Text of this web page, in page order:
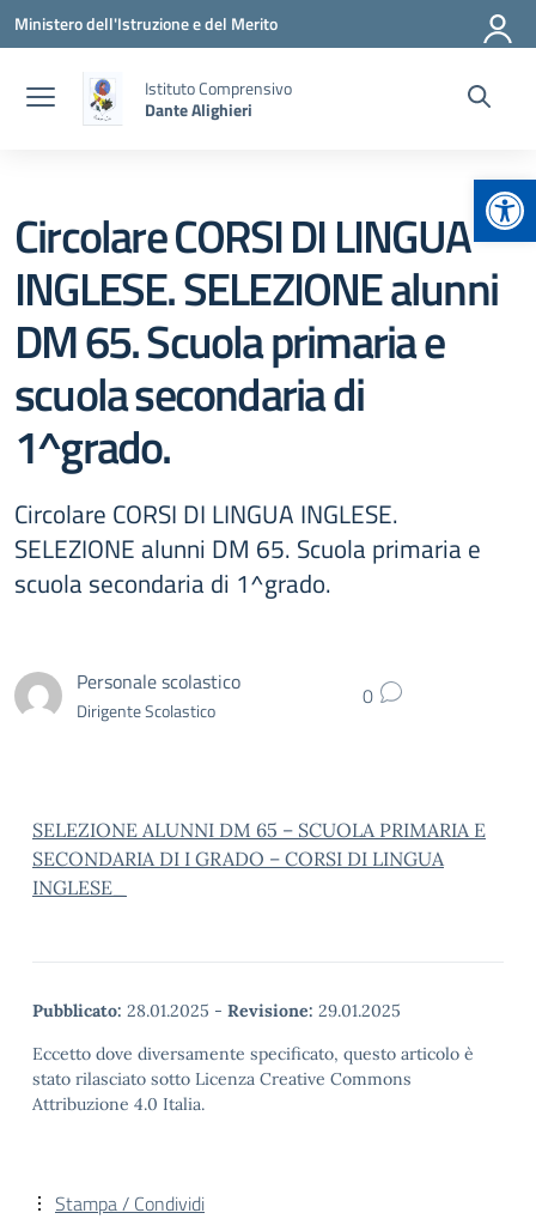
Vai ai contenuti
Vai al menu di navigazione
Vai al footer
Ministero dell'Istruzione e del Merito
Istituto Comprensivo
Dante Alighieri
Circolare CORSI DI LINGUA
INGLESE. SELEZIONE alunni
DM 65. Scuola primaria e
scuola secondaria di
1^grado.
Circolare CORSI DI LINGUA INGLESE.
SELEZIONE alunni DM 65. Scuola primaria e
scuola secondaria di 1^grado.
Personale scolastico
Dirigente Scolastico 0
SELEZIONE ALUNNI DM 65 – SCUOLA PRIMARIA E
SECONDARIA DI I GRADO – CORSI DI LINGUA
INGLESE_
Pubblicato: 28.01.2025 - Revisione: 29.01.2025
Eccetto dove diversamente specificato, questo articolo è
stato rilasciato sotto Licenza Creative Commons
Attribuzione 4.0 Italia.
Stampa / Condividi